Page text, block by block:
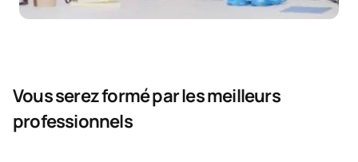
Vous serez formé par les meilleurs
professionnels